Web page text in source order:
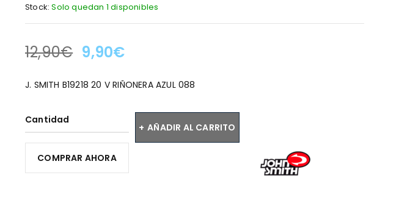
Stock: Solo quedan 1 disponibles
LA OFERTA TERMINA EN:
12,90€ 9,90€
J. SMITH B19218 20 V RIÑONERA AZUL 088
Cantidad
AÑADIR AL CARRITO
COMPRAR AHORA